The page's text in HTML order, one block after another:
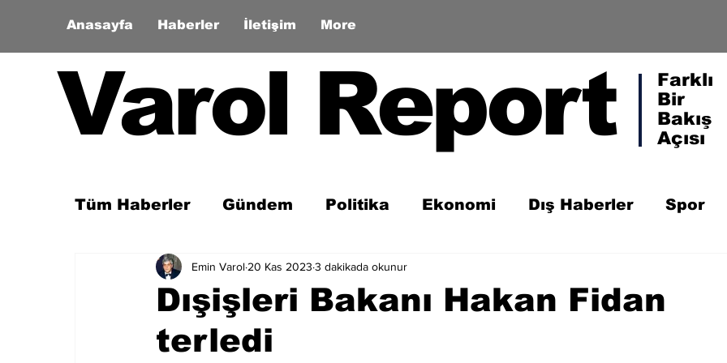
Anasayfa Haberler İletişim More
Varol Report
Farklı
Bir
Bakış
Açısı
Tüm Haberler Gündem Politika Ekonomi Dış Haberler Spor
Son Dakika Zaman Tüneli
Dışişleri Bakanı Hakan Fidan
terledi
Emin Varol 20 Kas 2023 3 dakikada okunur